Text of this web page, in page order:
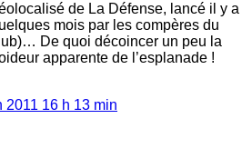
de La Défense, lancé il y a
mois par les compères du
De quoi décoincer un peu la
apparente de l’esplanade !
2011 16 h 13 min